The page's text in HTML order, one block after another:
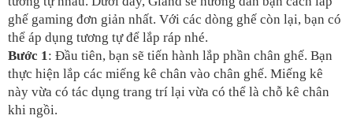
ghế gaming đơn giản nhất. Với các dòng ghế còn lại, bạn có
thể áp dụng tương tự để lắp ráp nhé.
Bước 1: Đầu tiên, bạn sẽ tiến hành lắp phần chân ghế. Bạn
thực hiện lắp các miếng kê chân vào chân ghế. Miếng kê
này vừa có tác dụng trang trí lại vừa có thể là chỗ kê chân
khi ngồi.